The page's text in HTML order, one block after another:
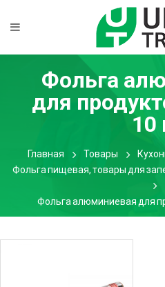
Фольга
для
10
Главная Товары
Фольга пищевая, товары для
Фольга алюминиевая для